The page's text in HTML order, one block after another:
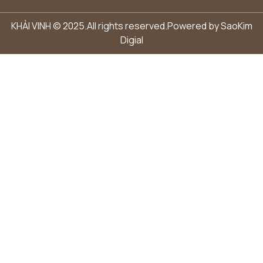
KHẢI VINH © 2025.All rights reserved.Powered bySaoKim
Digial